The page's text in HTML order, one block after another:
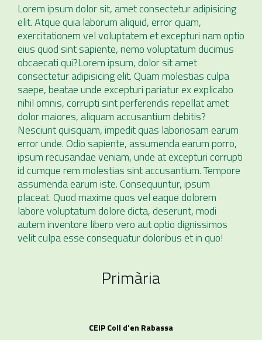
Lorem ipsum dolor sit, amet consectetur adipisicing
elit. Atque quia laborum aliquid, error quam,
exercitationem vel voluptatem et excepturi nam optio
eius quod sint sapiente, nemo voluptatum ducimus
obcaecati qui?Lorem ipsum, dolor sit amet
consectetur adipisicing elit. Quam molestias culpa
saepe, beatae unde excepturi pariatur ex explicabo
nihil omnis, corrupti sint perferendis repellat amet
dolor maiores, aliquam accusantium debitis?
Nesciunt quisquam, impedit quas laboriosam earum
error unde. Odio sapiente, assumenda earum porro,
ipsum recusandae veniam, unde at excepturi corrupti
id cumque rem molestias sint accusantium. Tempore
assumenda earum iste. Consequuntur, ipsum
placeat. Quod maxime quos vel eaque dolorem
labore voluptatum dolore dicta, deserunt, modi
autem inventore libero vero aut optio dignissimos
velit culpa esse consequatur doloribus et in quo!
Primària
CEIP Coll d'en Rabassa